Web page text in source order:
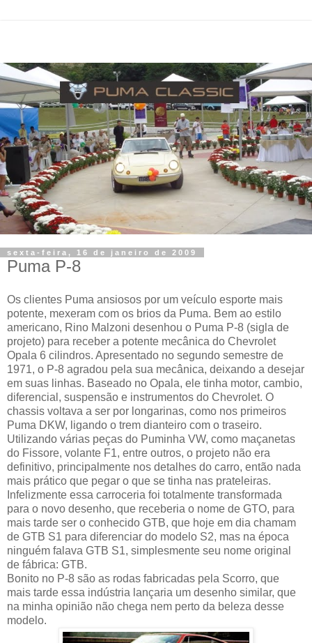
sexta-feira, 16 de janeiro de 2009
Puma P-8
Os clientes Puma ansiosos por um veículo esporte mais
potente, mexeram com os brios da Puma. Bem ao estilo
americano, Rino Malzoni desenhou o Puma P-8 (sigla de
projeto) para receber a potente mecânica do Chevrolet
Opala 6 cilindros. Apresentado no segundo semestre de
1971, o P-8 agradou pela sua mecânica, deixando a desejar
em suas linhas. Baseado no Opala, ele tinha motor, cambio,
diferencial, suspensão e instrumentos do Chevrolet. O
chassis voltava a ser por longarinas, como nos primeiros
Puma DKW, ligando o trem dianteiro com o traseiro.
Utilizando várias peças do Puminha VW, como maçanetas
do Fissore, volante F1, entre outros, o projeto não era
definitivo, principalmente nos detalhes do carro, então nada
mais prático que pegar o que se tinha nas prateleiras.
Infelizmente essa carroceria foi totalmente transformada
para o novo desenho, que receberia o nome de GTO, para
mais tarde ser o conhecido GTB, que hoje em dia chamam
de GTB S1 para diferenciar do modelo S2, mas na época
ninguém falava GTB S1, simplesmente seu nome original
de fábrica: GTB.
Bonito no P-8 são as rodas fabricadas pela Scorro, que
mais tarde essa indústria lançaria um desenho similar, que
na minha opinião não chega nem perto da beleza desse
modelo.